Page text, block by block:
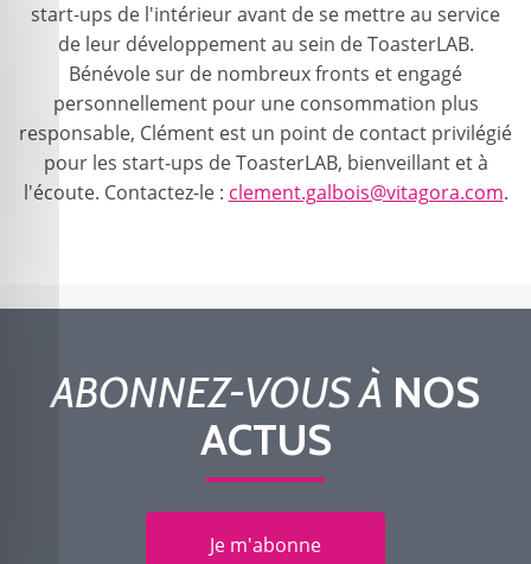
start-ups de l'intérieur avant de se mettre au service
de leur développement au sein de ToasterLAB.
Bénévole sur de nombreux fronts et engagé
personnellement pour une consommation plus
responsable, Clément est un point de contact privilégié
pour les start-ups de ToasterLAB, bienveillant et à
l'écoute. Contactez-le : clement.galbois@vitagora.com.
ABONNEZ-VOUS À NOS
ACTUS
Je m'abonne